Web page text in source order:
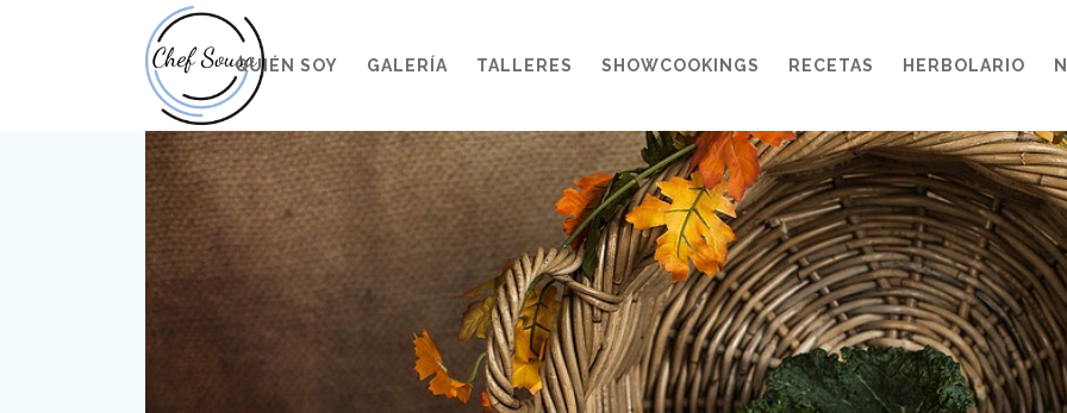
QUIÉN SOY GALERÍA TALLERES SHOWCOOKINGS RECETAS HERBOLARIO